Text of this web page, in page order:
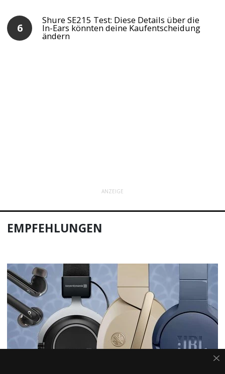
Shure SE215 Test: Diese Details über die
In-Ears könnten deine Kaufentscheidung
ändern
ANZEIGE
EMPFEHLUNGEN